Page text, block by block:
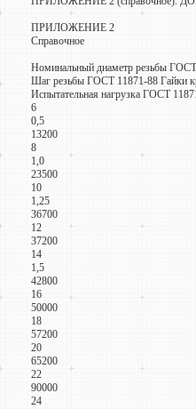
ПРИЛОЖЕНИЕ 2
Справочное
Номинальный диаметр резьбы ГОСТ
Шаг резьбы ГОСТ 11871-88 Гайки
Испытательная нагрузка ГОСТ
6
0,5
13200
8
1,0
23500
10
1,25
36700
12
37200
14
1,5
42800
16
50000
18
57200
20
65200
22
90000
24